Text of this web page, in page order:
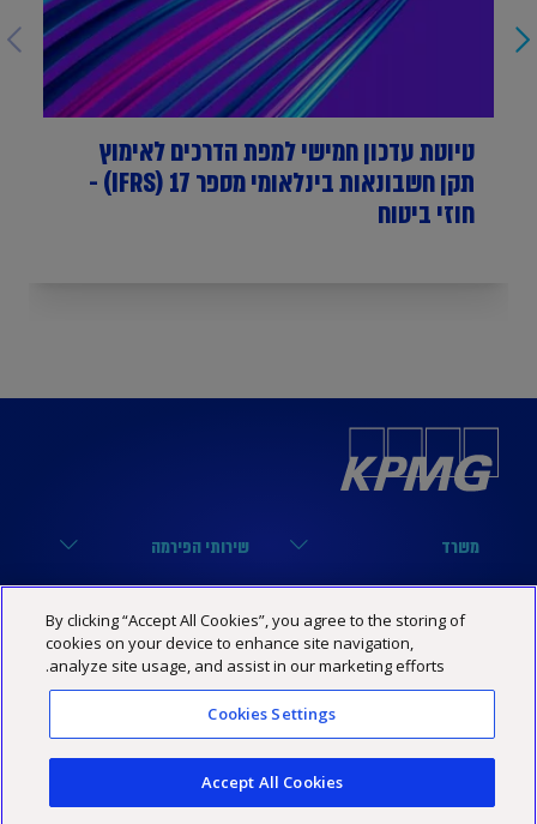
טיוטת עדכון חמישי למפת הדרכים לאימוץ
תקן חשבונאות בינלאומי מספר 17 (IFRS) -
חוזי ביטוח
משרד
הארבעה 17, תל אביב
03-6848000
03-6848444
Israel@kpmg.com
שירותי הפירמה
מערך הביקורת
מערך המיסים
מערך היעוץ
נבחרת טכנולוגיה
הסיפור שלנו
קריירה
KPMG SOCIAL MEDIA
Facebook
Linkedin
מדיניות פרטיות הצהרת נגישות תנאי האתר
By clicking “Accept All Cookies”, you agree to the storing of
cookies on your device to enhance site navigation,
analyze site usage, and assist in our marketing efforts.
Cookies Settings
Accept All Cookies